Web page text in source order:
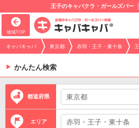
王子のキャバクラ・ガールズバー
地域TOP
キャバキャバ 東京都 赤羽・王子・東十条
かんたん検索
都道府県
エリア